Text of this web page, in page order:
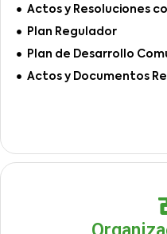
Actos y Resoluciones
Plan Regulador
Plan de Desarrollo
Actos y Documentos